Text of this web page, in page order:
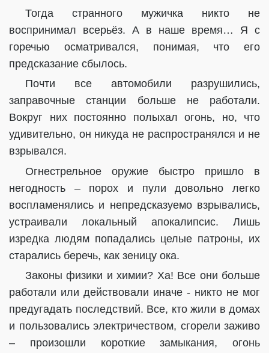
Тогда странного мужичка никто не
воспринимал всерьёз. А в наше время… Я с
горечью осматривался, понимая, что его
предсказание сбылось.
Почти все автомобили разрушились,
заправочные станции больше не работали.
Вокруг них постоянно полыхал огонь, но, что
удивительно, он никуда не распространялся и не
взрывался.
Огнестрельное оружие быстро пришло в
негодность – порох и пули довольно легко
воспламенялись и непредсказуемо взрывались,
устраивали локальный апокалипсис. Лишь
изредка людям попадались целые патроны, их
старались беречь, как зеницу ока.
Законы физики и химии? Ха! Все они больше
работали или действовали иначе - никто не мог
предугадать последствий. Все, кто жили в домах
и пользовались электричеством, сгорели заживо
– произошли короткие замыкания, огонь